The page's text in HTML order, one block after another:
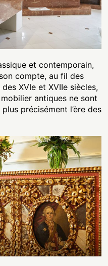
et contemporain,
compte, au fil des
XVIe et XVIIe siècles,
antiques ne sont
précisément l’ère des